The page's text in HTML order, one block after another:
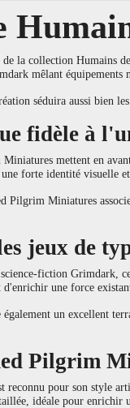
de la collection Humains
mêlant
séduira aussi bien
fidèle à
mettent en
une forte identité visuelle
Pilgrim Miniatures
jeux de
fiction Grimdark,
une force
un excellent
Pilgrim
pour son style
idéale pour enrichir